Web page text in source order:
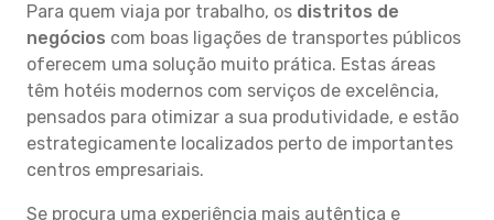
Para quem viaja por trabalho, os distritos de
negócios com boas ligações de transportes públicos
oferecem uma solução muito prática. Estas áreas
têm hotéis modernos com serviços de excelência,
pensados para otimizar a sua produtividade, e estão
estrategicamente localizados perto de importantes
centros empresariais.
Se procura uma experiência mais autêntica e